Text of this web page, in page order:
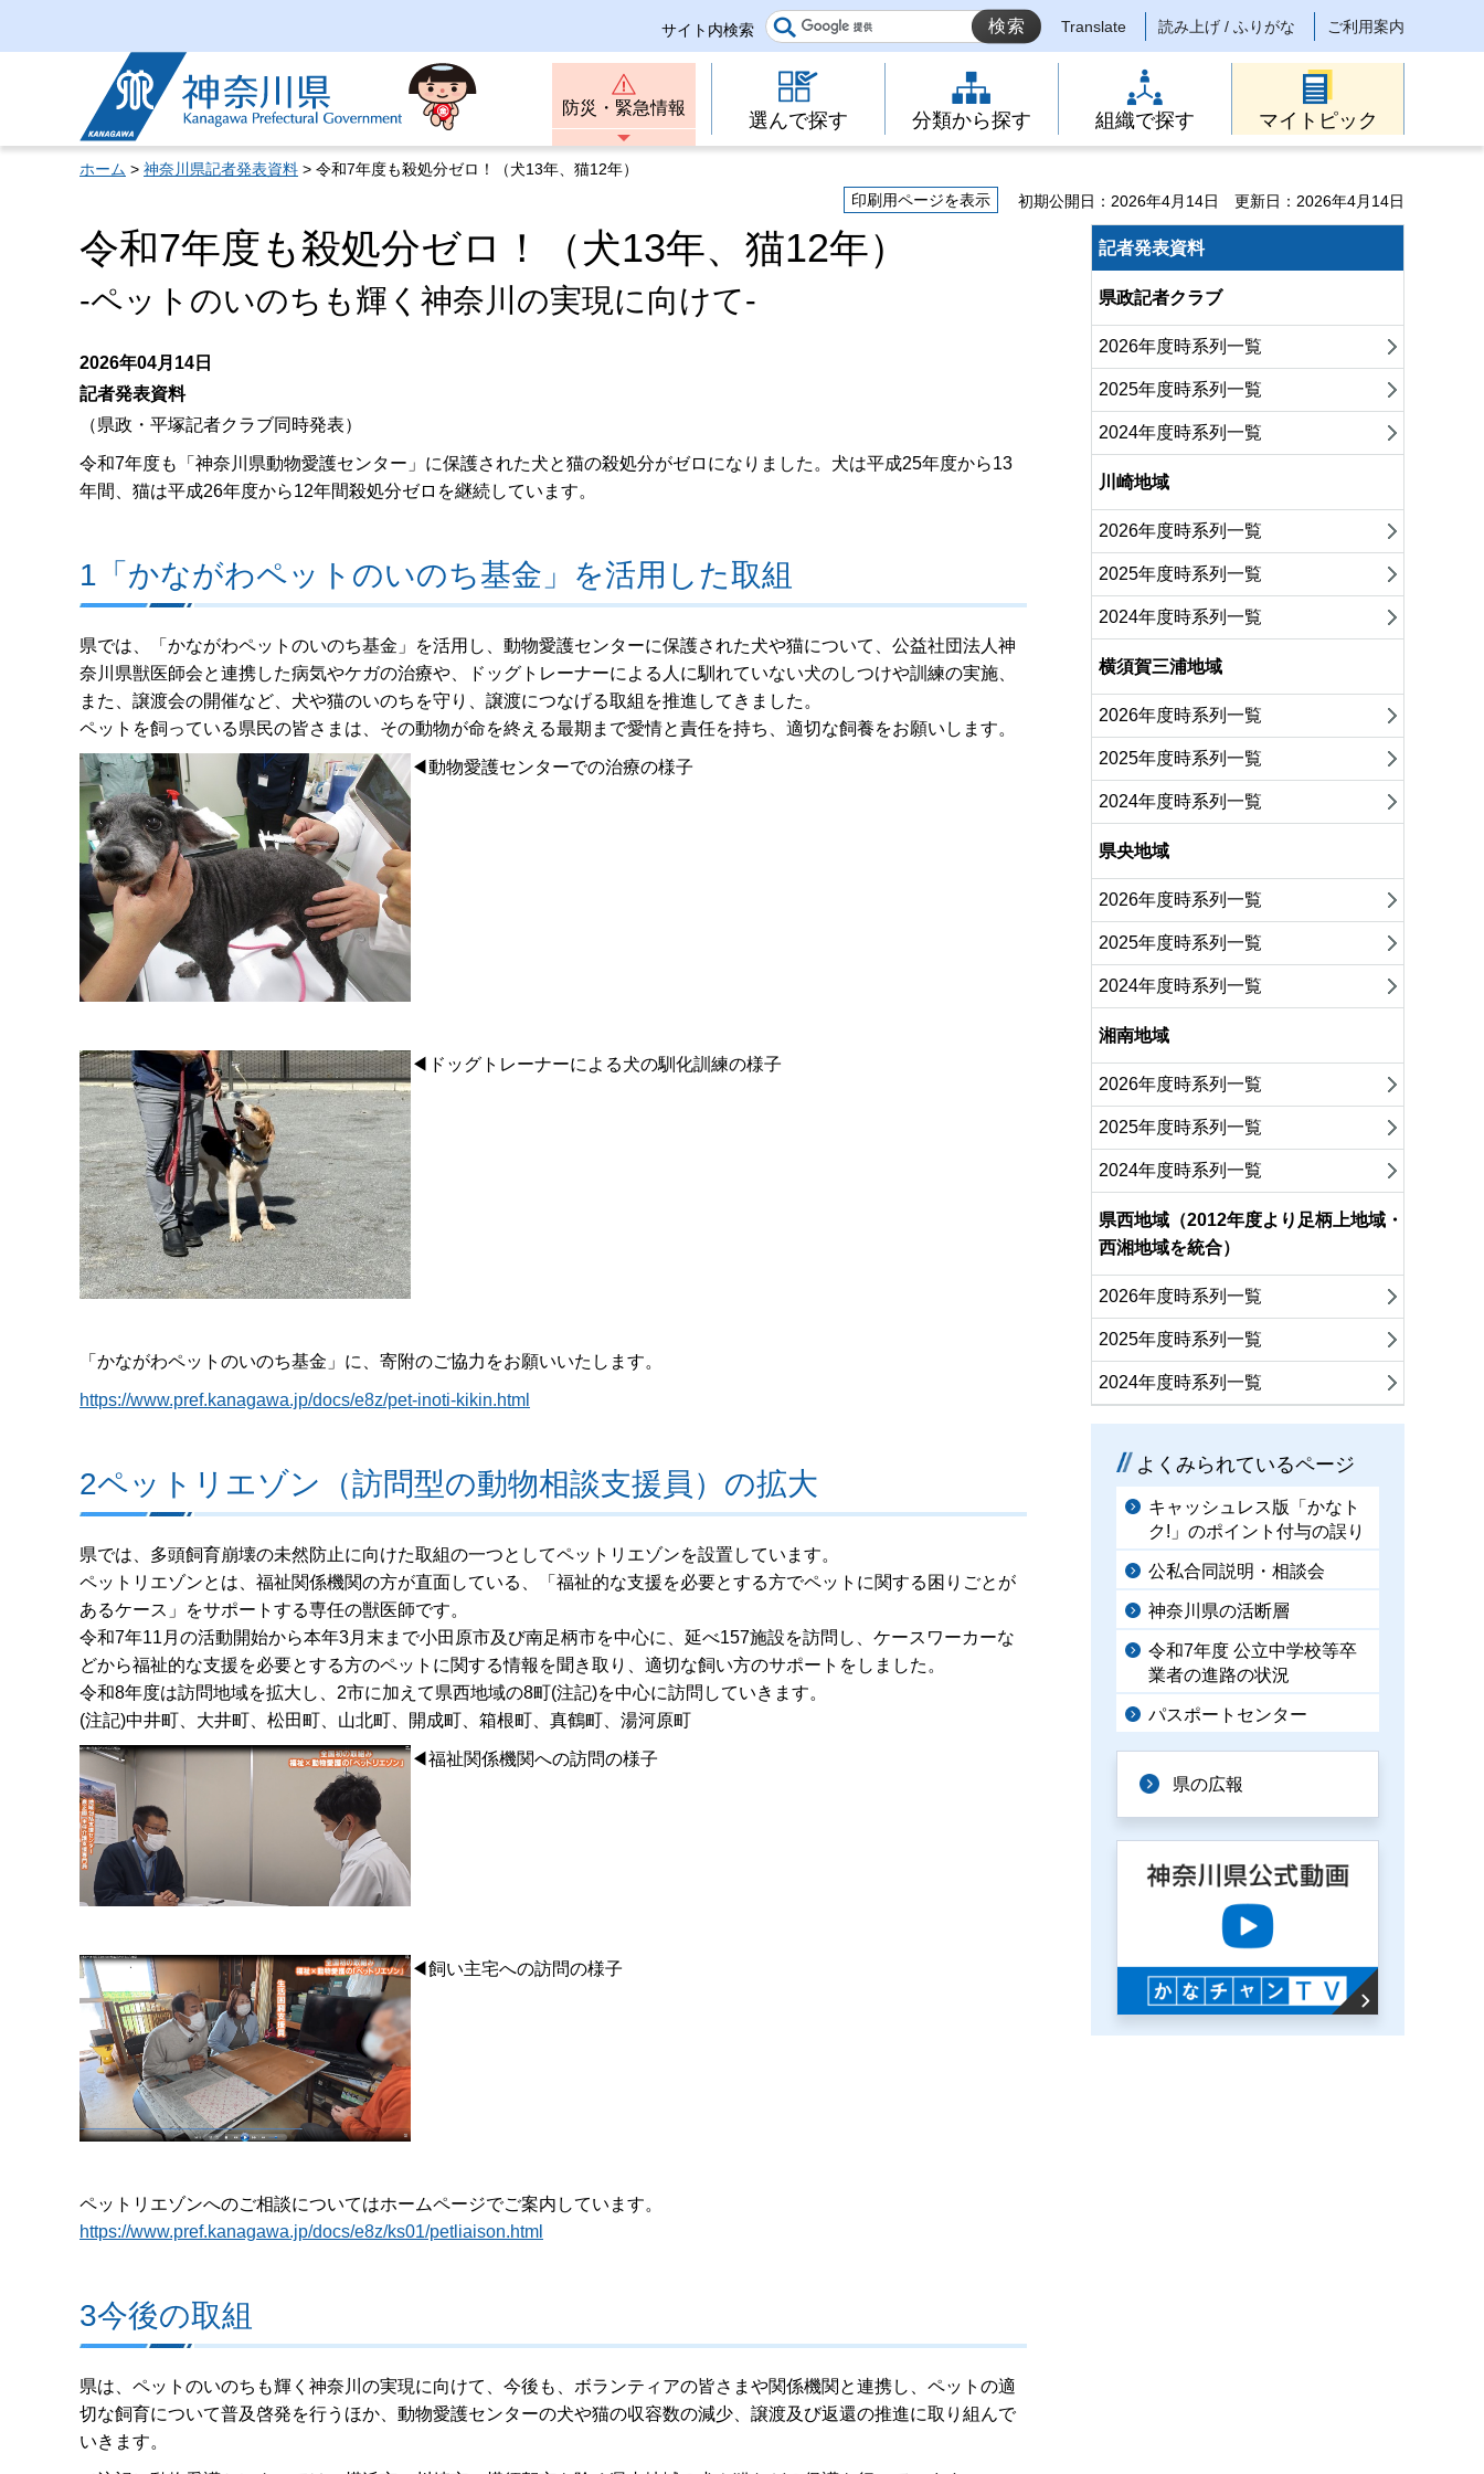
サイト内検索 Translate 読み上げ / ふりがな ご利用案内
神奈川県
防災・緊急情報
選んで探す 分類から探す 組織で探す マイトピック
ホーム > 神奈川県記者発表資料 > 令和7年度も殺処分ゼロ！（犬13年、猫12年）
印刷用ページを表示
初期公開日：2026年4月14日 更新日：2026年4月14日
令和7年度も殺処分ゼロ！（犬13年、猫12年）
-ペットのいのちも輝く神奈川の実現に向けて-
2026年04月14日
記者発表資料
（県政・平塚記者クラブ同時発表）
令和7年度も「神奈川県動物愛護センター」に保護された犬と猫の殺処分がゼロになりました。犬は平成25年度から13
年間、猫は平成26年度から12年間殺処分ゼロを継続しています。
1「かながわペットのいのち基金」を活用した取組
県では、「かながわペットのいのち基金」を活用し、動物愛護センターに保護された犬や猫について、公益社団法人神
奈川県獣医師会と連携した病気やケガの治療や、ドッグトレーナーによる人に馴れていない犬のしつけや訓練の実施、
また、譲渡会の開催など、犬や猫のいのちを守り、譲渡につなげる取組を推進してきました。
ペットを飼っている県民の皆さまは、その動物が命を終える最期まで愛情と責任を持ち、適切な飼養をお願いします。
◀動物愛護センターでの治療の様子
◀ドッグトレーナーによる犬の馴化訓練の様子
「かながわペットのいのち基金」に、寄附のご協力をお願いいたします。
https://www.pref.kanagawa.jp/docs/e8z/pet-inoti-kikin.html
2ペットリエゾン（訪問型の動物相談支援員）の拡大
県では、多頭飼育崩壊の未然防止に向けた取組の一つとしてペットリエゾンを設置しています。
ペットリエゾンとは、福祉関係機関の方が直面している、「福祉的な支援を必要とする方でペットに関する困りごとが
あるケース」をサポートする専任の獣医師です。
令和7年11月の活動開始から本年3月末まで小田原市及び南足柄市を中心に、延べ157施設を訪問し、ケースワーカーな
どから福祉的な支援を必要とする方のペットに関する情報を聞き取り、適切な飼い方のサポートをしました。
令和8年度は訪問地域を拡大し、2市に加えて県西地域の8町(注記)を中心に訪問していきます。
(注記)中井町、大井町、松田町、山北町、開成町、箱根町、真鶴町、湯河原町
◀福祉関係機関への訪問の様子
◀飼い主宅への訪問の様子
ペットリエゾンへのご相談についてはホームページでご案内しています。
https://www.pref.kanagawa.jp/docs/e8z/ks01/petliaison.html
3今後の取組
県は、ペットのいのちも輝く神奈川の実現に向けて、今後も、ボランティアの皆さまや関係機関と連携し、ペットの適
切な飼育について普及啓発を行うほか、動物愛護センターの犬や猫の収容数の減少、譲渡及び返還の推進に取り組んで
いきます。
記者発表資料
県政記者クラブ
2026年度時系列一覧
2025年度時系列一覧
2024年度時系列一覧
川崎地域
2026年度時系列一覧
2025年度時系列一覧
2024年度時系列一覧
横須賀三浦地域
2026年度時系列一覧
2025年度時系列一覧
2024年度時系列一覧
県央地域
2026年度時系列一覧
2025年度時系列一覧
2024年度時系列一覧
湘南地域
2026年度時系列一覧
2025年度時系列一覧
2024年度時系列一覧
県西地域（2012年度より足柄上地域・
西湘地域を統合）
2026年度時系列一覧
2025年度時系列一覧
2024年度時系列一覧
よくみられているページ
キャッシュレス版「かなト
ク!」のポイント付与の誤り
公私合同説明・相談会
神奈川県の活断層
令和7年度 公立中学校等卒
業者の進路の状況
パスポートセンター
県の広報